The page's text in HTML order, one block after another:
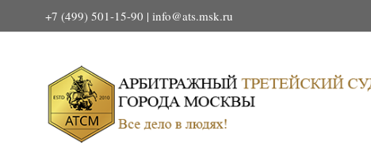
+7 (499) 501-15-90 | info@ats.msk.ru